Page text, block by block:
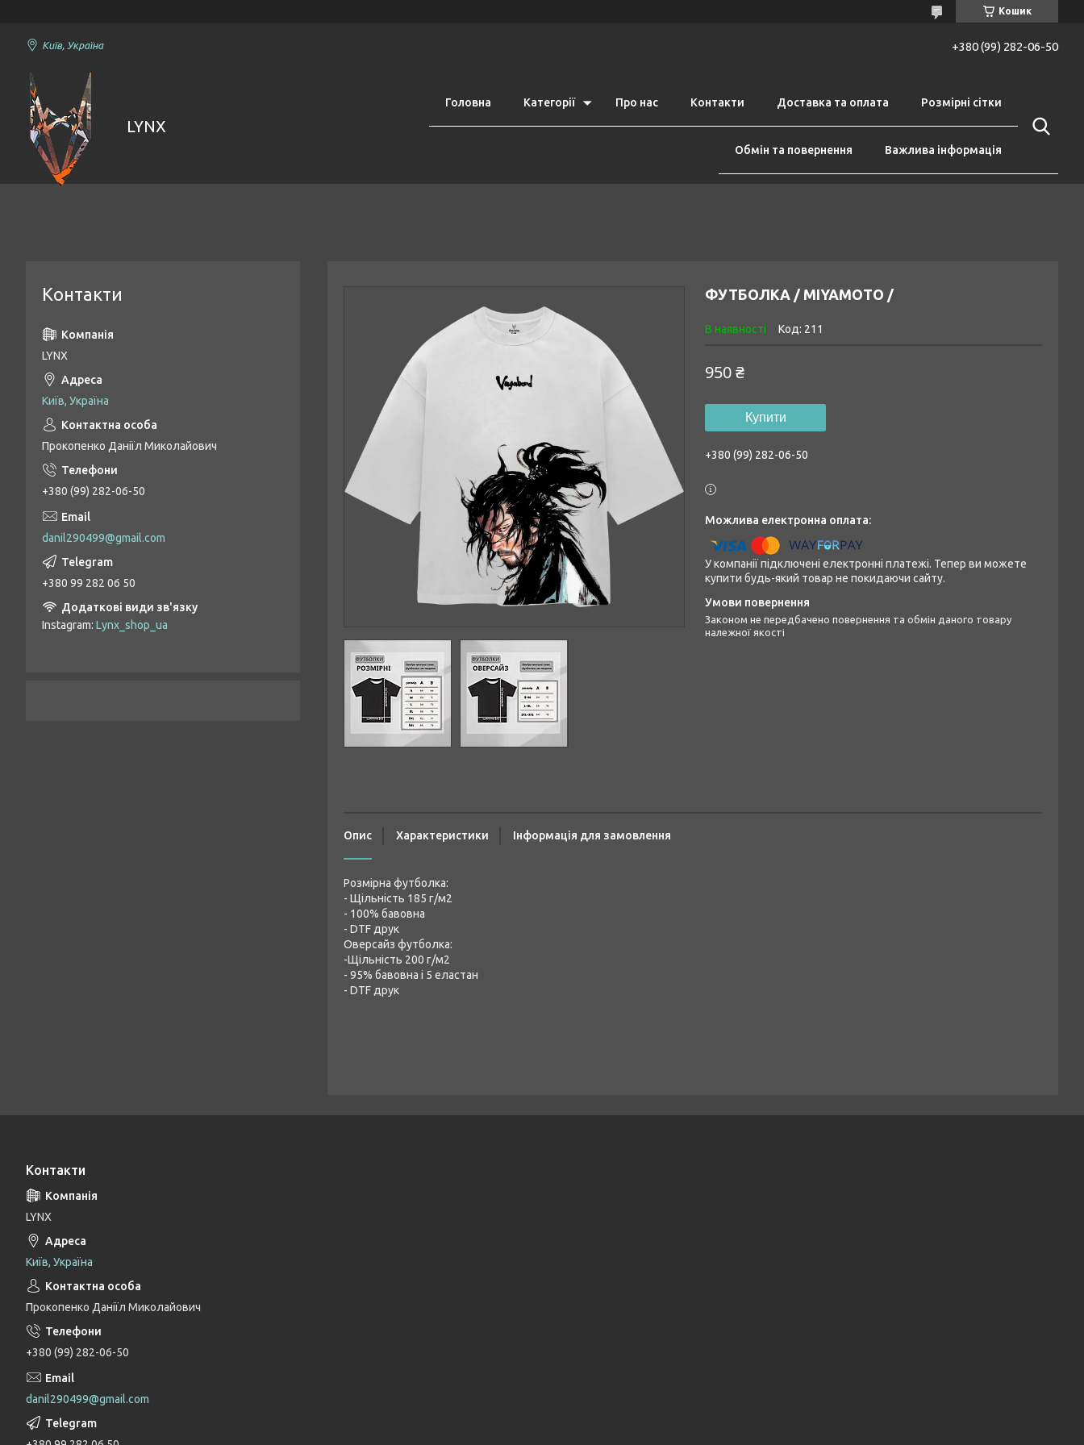
Кошик
Київ, Україна +380 (99) 282-06-50
LYNX
Головна Категорії Про нас Контакти Доставка та оплата Розмірні сітки
Обмін та повернення Важлива інформація
ФУТБОЛКА / MIYAMOTO /
В наявності Код: 211
950 ₴
Купити
+380 (99) 282-06-50
У компанії підключені електронні платежі. Тепер ви можете
купити будь-який товар не покидаючи сайту.
Законом не передбачено повернення та обмін даного товару
належної якості
Опис Характеристики Інформація для замовлення
Розмірна футболка:
- Щільність 185 г/м2
- 100% бавовна
- DTF друк
Оверсайз футболка:
-Щільність 200 г/м2
- 95% бавовна і 5 еластан
- DTF друк
Контакти
LYNX
Київ, Україна
Прокопенко Даніїл Миколайович
+380 (99) 282-06-50
danil290499@gmail.com
+380 99 282 06 50
Instagram Lynx_shop_ua
Контакти
LYNX
Київ, Україна
Прокопенко Даніїл Миколайович
+380 (99) 282-06-50
danil290499@gmail.com